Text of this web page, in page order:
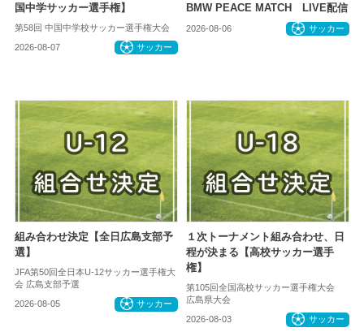
国中学サッカー選手権】
第58回 中国中学校サッカー選手権大会
2026-08-07 サッカー
BMW PEACE MATCH LIVE配信
2026-08-06 サッカー
組み合わせ決定【全日広島支部予
選】
JFA第50回全日本U-12サッカー選手権大
会 広島支部予選
2026-08-05 サッカー
１次トーナメント組み合わせ、日
程が決まる【高校サッカー選手
権】
第105回全国高校サッカー選手権大会
広島県大会
2026-08-03 サッカー